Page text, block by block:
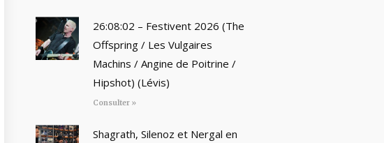
26:08:02 – Festivent 2026 (The
Offspring / Les Vulgaires
Machins / Angine de Poitrine /
Hipshot) (Lévis)
Consulter »
Shagrath, Silenoz et Nergal en